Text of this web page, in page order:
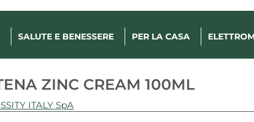
SALUTE E BENESSERE PER LA CASA
ZINC CREAM 100ML
ITALY SpA